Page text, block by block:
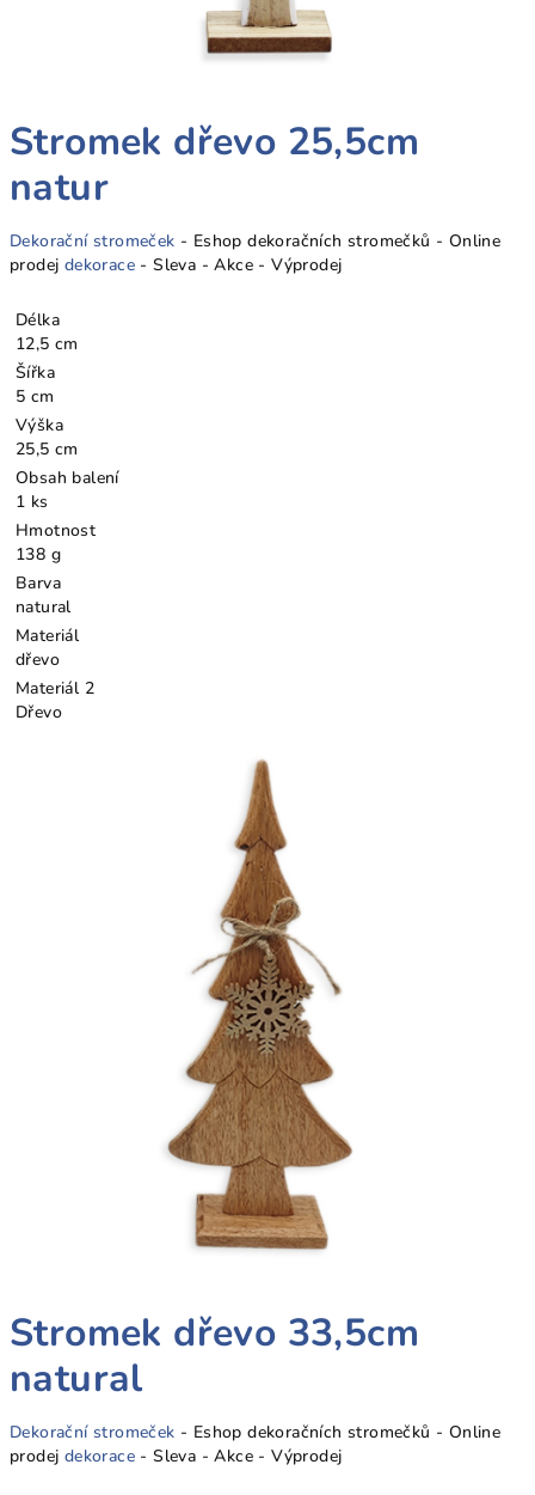
Stromek dřevo 25,5cm
natur
Dekorační stromeček - Eshop dekoračních stromečků - Online
prodej dekorace - Sleva - Akce - Výprodej
Délka
12,5 cm
Šířka
5 cm
Výška
25,5 cm
Obsah balení
1 ks
Hmotnost
138 g
Barva
natural
Materiál
dřevo
Materiál 2
Dřevo
Stromek dřevo 33,5cm
natural
Dekorační stromeček - Eshop dekoračních stromečků - Online
prodej dekorace - Sleva - Akce - Výprodej